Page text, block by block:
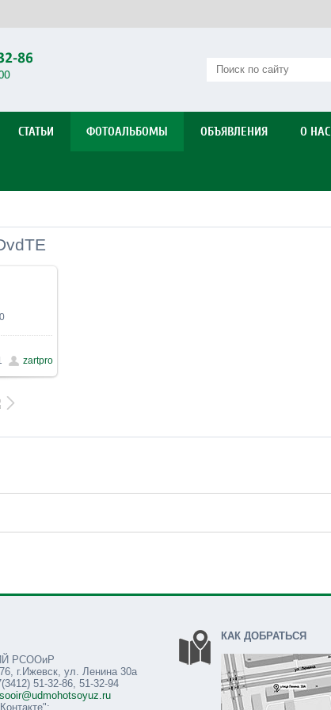
СТАТЬИ ФОТОАЛЬБОМЫ ОБЪЯВЛЕНИЯ О НАС
0
zartpro
РСООиР
г.Ижевск, ул. Ленина 30а
51-32-86, 51-32-94
КАК ДОБРАТЬСЯ